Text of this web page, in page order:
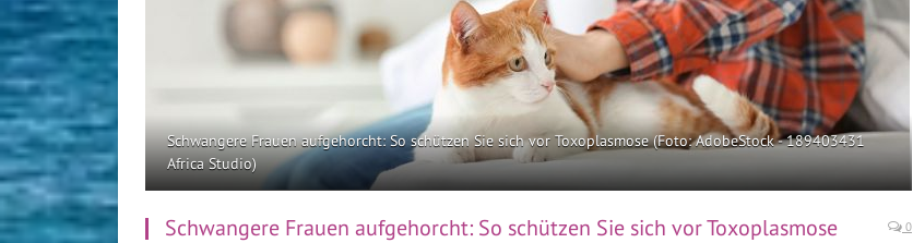
Schwangere Frauen aufgehorcht: So schützen Sie sich vor Toxoplasmose (Foto: AdobeStock - 189403431
Africa Studio)
Schwangere Frauen aufgehorcht: So schützen Sie sich vor Toxoplasmose 0